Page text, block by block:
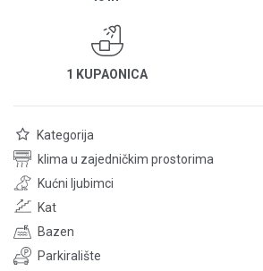
1 KUPAONICA
Kategorija
klima u zajedničkim prostorima
Kućni ljubimci
Kat
Bazen
Parkiralište